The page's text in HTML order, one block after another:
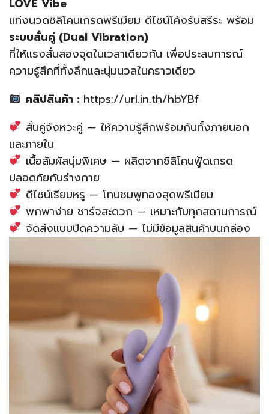
LOVE Vibe
แท่งนวดซิลิโคนเกรดพรีเมียม ดีไซน์โค้งรับสรีระ พร้อม
ระบบสั่นคู่ (Dual Vibration)
ที่ให้แรงสั่นสองจุดในเวลาเดียวกัน เพื่อประสบการณ์
ความรู้สึกที่ทั้งลึกและนุ่มนวลในคราวเดียว
คลิปสินค้า : https://url.in.th/hbYBf
สั่นคู่จังหวะคู่ — ให้ความรู้สึกพร้อมกันทั้งภายนอก
และภายใน
เนื้อสัมผัสนุ่มพิเศษ — ผลิตจากซิลิโคนฟู้ดเกรด
ปลอดภัยกับร่างกาย
ดีไซน์เรียบหรู — โทนชมพูทองสุดพรีเมียม
พกพาง่าย ชาร์จสะดวก — เหมาะกับทุกสถานการณ์
จัดส่งแบบปิดความลับ — ไม่มีข้อมูลสินค้าบนกล่อง